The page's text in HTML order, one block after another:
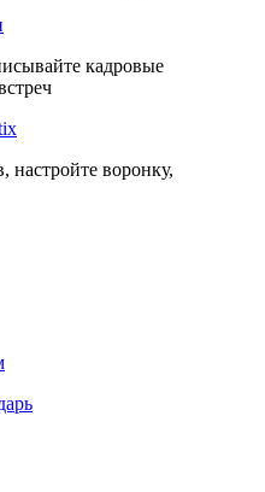
кадровые
настройте воронку,